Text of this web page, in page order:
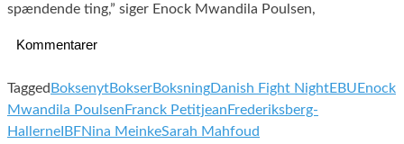
spændende ting,” siger Enock Mwandila Poulsen,
Kommentarer
Tagged BoksenytBokserBoksningDanish Fight NightEBU Enock
Mwandila Poulsen Franck Petitjean Frederiksberg-
Hallerne IBFNina MeinkeSarah Mahfoud